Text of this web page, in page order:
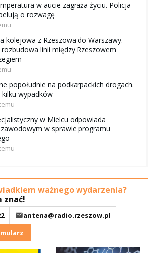
w aucie zagraża życiu. Policja
o rozwagę
kolejowa z Rzeszowa do Warszawy.
linii między Rzeszowem
popołudnie na podkarpackich drogach.
kilku wypadków
w Mielcu odpowiada
w sprawie programu
ważnego wydarzenia?
znać!
antena@radio.rzeszow.pl